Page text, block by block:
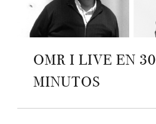
OMR I LIVE EN 30
MINUTOS